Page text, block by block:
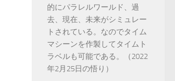
的にパラレルワールド、過
去、現在、未来がシミュレー
トされている。なのでタイム
マシーンを作製してタイムト
ラベルも可能である。（2022
年2月25日の悟り）